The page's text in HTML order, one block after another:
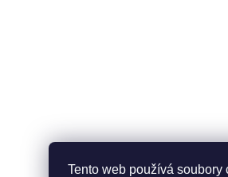
Tento web používá